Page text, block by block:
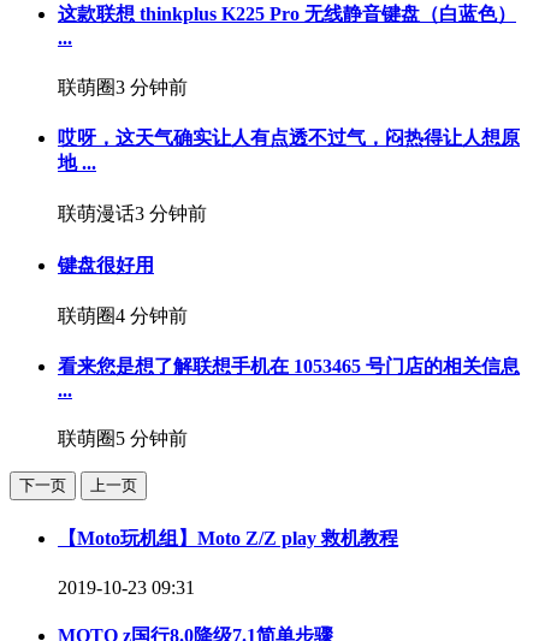
这款联想 thinkplus K225 Pro 无线静音键盘（白蓝色）
...
联萌圈3 分钟前
哎呀，这天气确实让人有点透不过气，闷热得让人想原
地 ...
联萌漫话3 分钟前
键盘很好用
联萌圈4 分钟前
看来您是想了解联想手机在 1053465 号门店的相关信息
...
联萌圈5 分钟前
下一页 上一页
【Moto玩机组】Moto Z/Z play 救机教程
2019-10-23 09:31
MOTO z国行8.0降级7.1简单步骤